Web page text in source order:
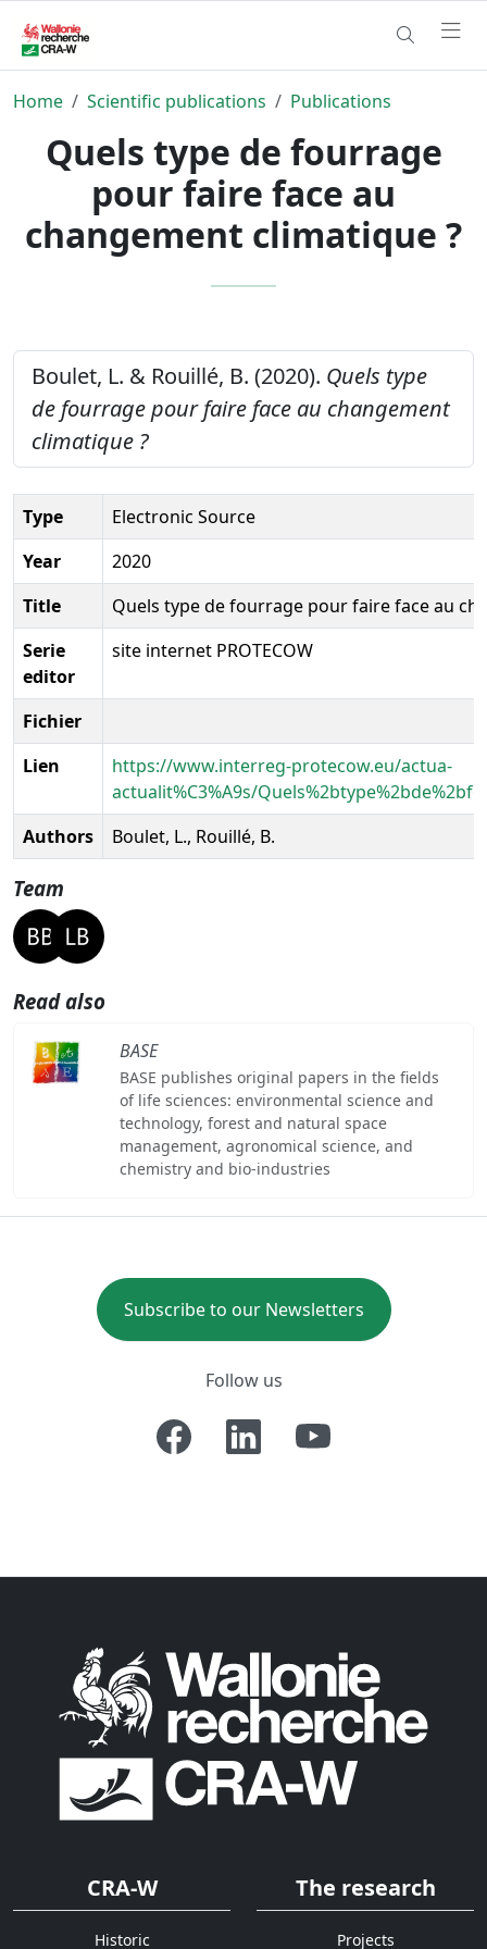
Home Scientific publications Publications
Quels type de fourrage
pour faire face au
changement climatique ?
Boulet, L. & Rouillé, B. (2020). Quels type
de fourrage pour faire face au changement
climatique ?
Type
Electronic Source
Year
2020
Title
Quels type de fourrage pour faire face au
Serie
editor
site internet PROTECOW
Fichier
Lien
https://www.interreg-protecow.eu/actua-
actualit%C3%A9s/
Authors
Boulet, L., Rouillé, B.
Team
Read also
BASE
BASE publishes original papers in the fields
of life sciences: environmental science and
technology, forest and natural space
management, agronomical science, and
chemistry and bio-industries
Subscribe to our Newsletters
Follow us
CRA-W
Historic
The research
Projects